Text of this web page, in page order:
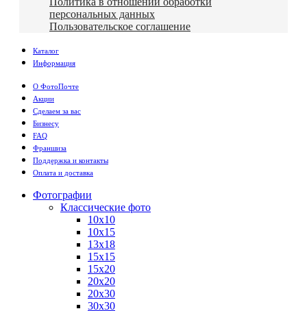
персональных данных
Пользовательское соглашение
Каталог
Информация
О ФотоПочте
Акции
Сделаем за вас
Бизнесу
FAQ
Франшиза
Поддержка и контакты
Оплата и доставка
Фотографии
Классические фото
10х10
10х15
13х18
15х15
15х20
20х20
20х30
30х30